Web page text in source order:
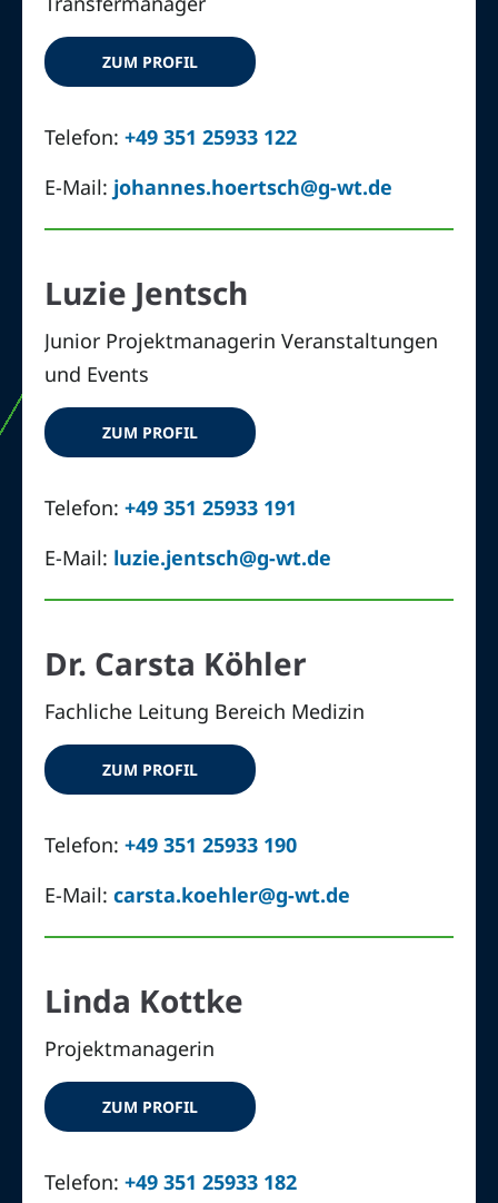
ZUM PROFIL
Telefon:+49 351 25933 122
E-Mail: johannes.hoertsch@g-wt.de
Luzie Jentsch
Junior Projektmanagerin Veranstaltungen
und Events
ZUM PROFIL
Telefon:+49 351 25933 191
E-Mail: luzie.jentsch@g-wt.de
Dr. Carsta Köhler
Fachliche Leitung Bereich Medizin
ZUM PROFIL
Telefon:+49 351 25933 190
E-Mail:carsta.koehler@g-wt.de
Linda Kottke
Projektmanagerin
ZUM PROFIL
Telefon:+49 351 25933 182